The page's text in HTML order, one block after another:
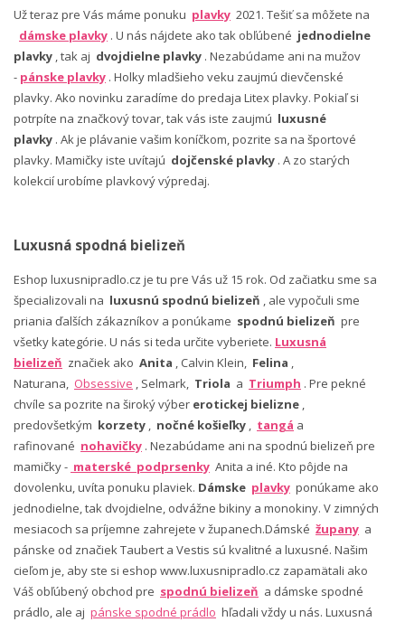
Už teraz pre Vás máme ponuku plavky 2021. Tešiť sa môžete na
dámske plavky . U nás nájdete ako tak obľúbené jednodielne
plavky , tak aj dvojdielne plavky . Nezabúdame ani na mužov
- pánske plavky . Holky mladšieho veku zaujmú dievčenské
plavky. Ako novinku zaradíme do predaja Litex plavky. Pokiaľ si
potrpíte na značkový tovar, tak vás iste zaujmú luxusné
plavky . Ak je plávanie vašim koníčkom, pozrite sa na športové
plavky. Mamičky iste uvítajú dojčenské plavky . A zo starých
kolekcií urobíme plavkový výpredaj.
Luxusná spodná bielizeň
Eshop luxusnipradlo.cz je tu pre Vás už 15 rok. Od začiatku sme sa
špecializovali na luxusnú spodnú bielizeň , ale vypočuli sme
priania ďalších zákazníkov a ponúkame spodnú bielizeň pre
všetky kategórie. U nás si teda určite vyberiete. Luxusná
bielizeň značiek ako Anita , Calvin Klein, Felina ,
Naturana, Obsessive , Selmark, Triola a Triumph . Pre pekné
chvíle sa pozrite na široký výber erotickej bielizne ,
predovšetkým korzety , nočné košieľky , tangá a
rafinované nohavičky . Nezabúdame ani na spodnú bielizeň pre
mamičky - materské podprsenky Anita a iné. Kto pôjde na
dovolenku, uvíta ponuku plaviek. Dámske plavky ponúkame ako
jednodielne, tak dvojdielne, odvážne bikiny a monokiny. V zimných
mesiacoch sa príjemne zahrejete v županech.Dámské župany a
pánske od značiek Taubert a Vestis sú kvalitné a luxusné. Našim
cieľom je, aby ste si eshop www.luxusnipradlo.cz zapamätali ako
Váš obľúbený obchod pre spodnú bielizeň a dámske spodné
prádlo, ale aj pánske spodné prádlo hľadali vždy u nás. Luxusná